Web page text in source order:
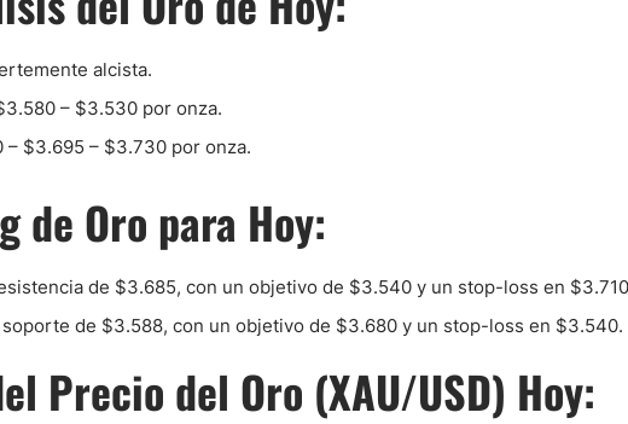
Todos los índices
Todas las Acciones
alcista.
– $3.530 por onza.
$3.695 – $3.730 por onza.
de Oro para Hoy:
de $3.685, con un objetivo de $3.540 y un stop-loss en
de $3.588, con un objetivo de $3.680 y un stop-loss en $3.540.
Precio del Oro (XAU/USD) Hoy: